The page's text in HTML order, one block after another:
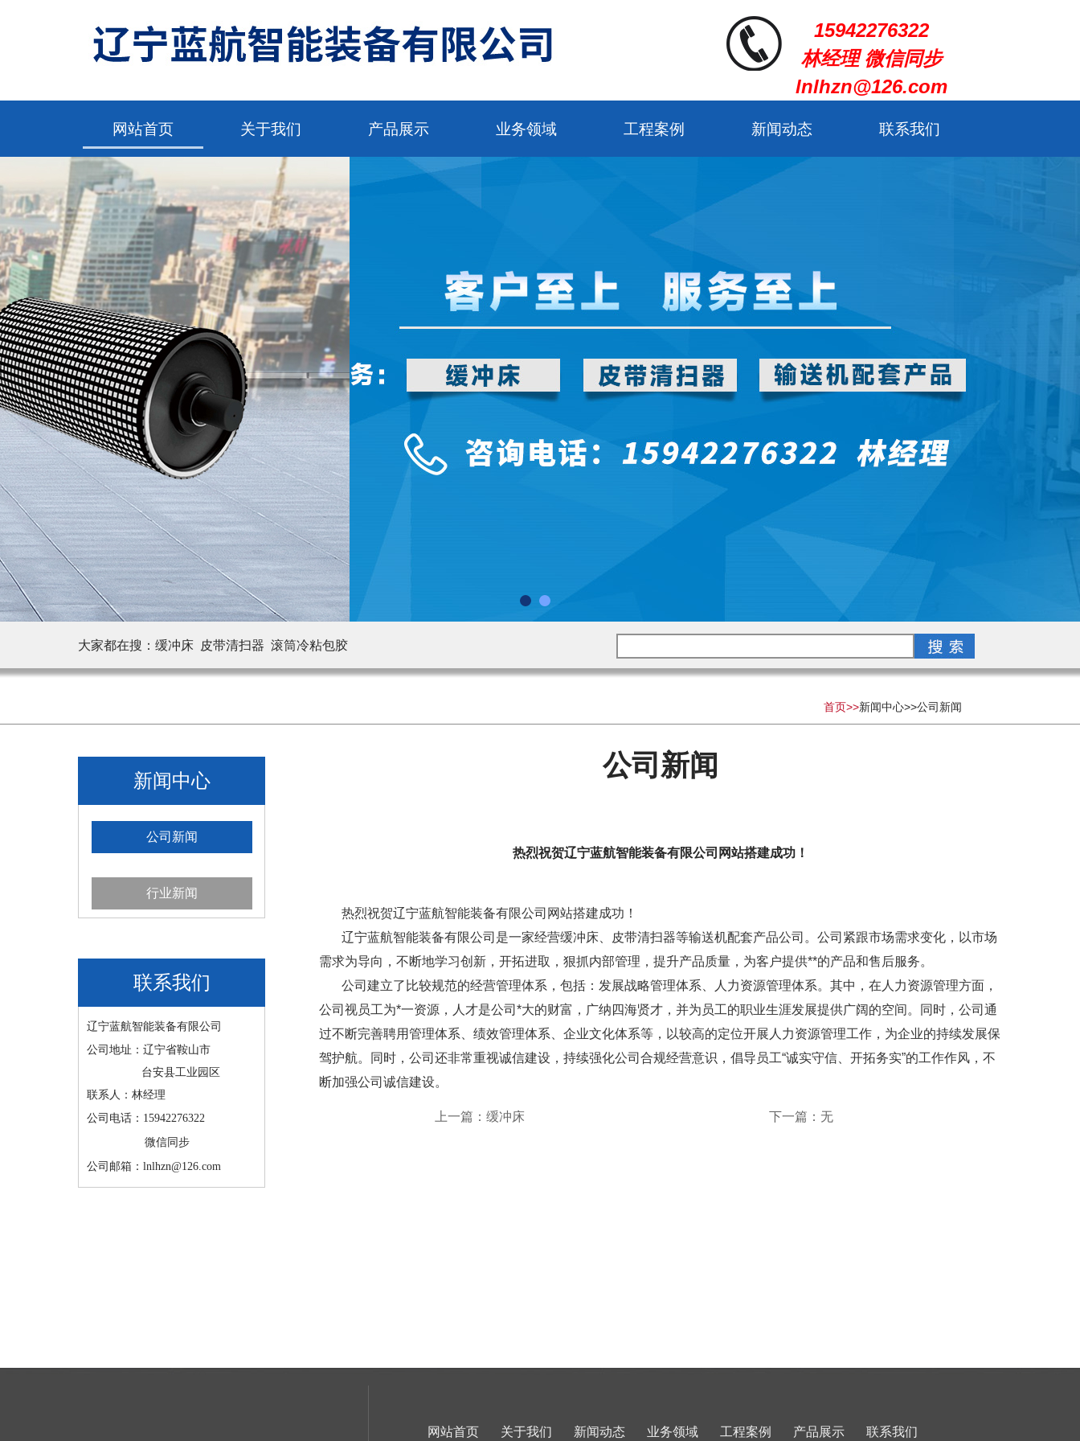
15942276322
林经理 微信同步
lnlhzn@126.com
网站首页 关于我们 产品展示 业务领域 工程案例 新闻动态 联系我们
大家都在搜： 缓冲床 皮带清扫器 滚筒冷粘包胶
首页>>新闻中心>>公司新闻
新闻中心
公司新闻
行业新闻
联系我们
辽宁蓝航智能装备有限公司
公司地址：辽宁省鞍山市
台安县工业园区
联系人：林经理
公司电话：15942276322
微信同步
公司邮箱：lnlhzn@126.com
公司新闻
热烈祝贺辽宁蓝航智能装备有限公司网站搭建成功！
热烈祝贺辽宁蓝航智能装备有限公司网站搭建成功！
辽宁蓝航智能装备有限公司是一家经营缓冲床、皮带清扫器等输送机配套产品公司。公司紧跟市场需求变化，以市场
需求为导向，不断地学习创新，开拓进取，狠抓内部管理，提升产品质量，为客户提供**的产品和售后服务。
公司建立了比较规范的经营管理体系，包括：发展战略管理体系、人力资源管理体系。其中，在人力资源管理方面，
公司视员工为*一资源，人才是公司*大的财富，广纳四海贤才，并为员工的职业生涯发展提供广阔的空间。同时，公司通
过不断完善聘用管理体系、绩效管理体系、企业文化体系等，以较高的定位开展人力资源管理工作，为企业的持续发展保
驾护航。同时，公司还非常重视诚信建设，持续强化公司合规经营意识，倡导员工“诚实守信、开拓务实”的工作作风，不
断加强公司诚信建设。
上一篇：缓冲床 下一篇：无
网站首页 关于我们 新闻动态 业务领域 工程案例 产品展示 联系我们